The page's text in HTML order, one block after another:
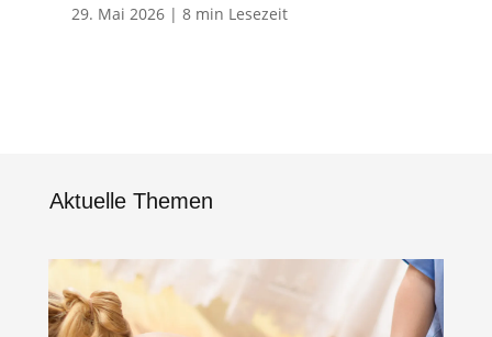
29. Mai 2026| 8 min Lesezeit
Aktuelle Themen